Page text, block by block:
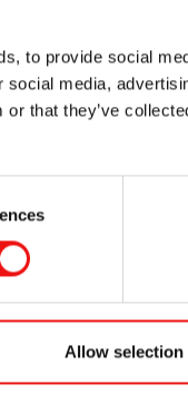
to provide social
media,
or that they’ve
Allow selection
技术。2020 年 9 月
循环解决方案。埃
个更美好、更可持续